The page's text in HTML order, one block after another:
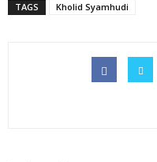
TAGS Kholid Syamhudi